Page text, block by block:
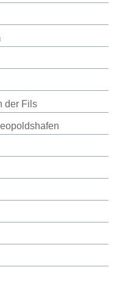
der Fils